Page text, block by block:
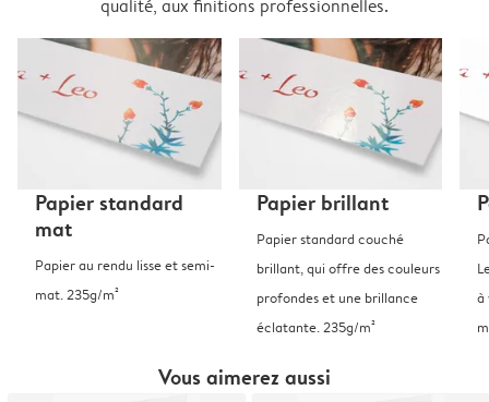
qualité, aux finitions professionnelles.
Papier standard
mat
Papier au rendu lisse et semi-
mat. 235g/m²
Papier brillant
Papier standard couché
brillant, qui offre des couleurs
profondes et une brillance
éclatante. 235g/m²
à
Vous aimerez aussi